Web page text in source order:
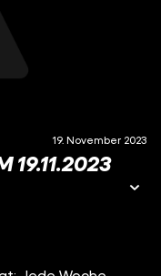
19. November 2023
19.11.2023